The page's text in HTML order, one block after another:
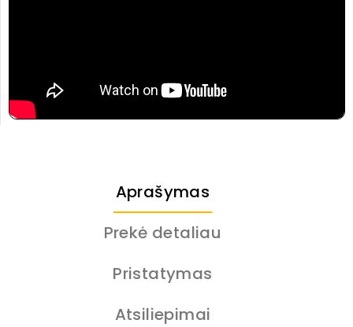
Aprašymas
Prekė detaliau
Pristatymas
Atsiliepimai